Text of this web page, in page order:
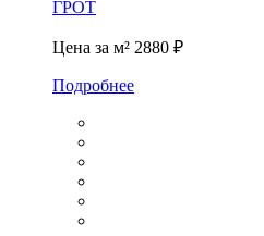
ГРОТ
Цена за м² 2880 ₽
Подробнее